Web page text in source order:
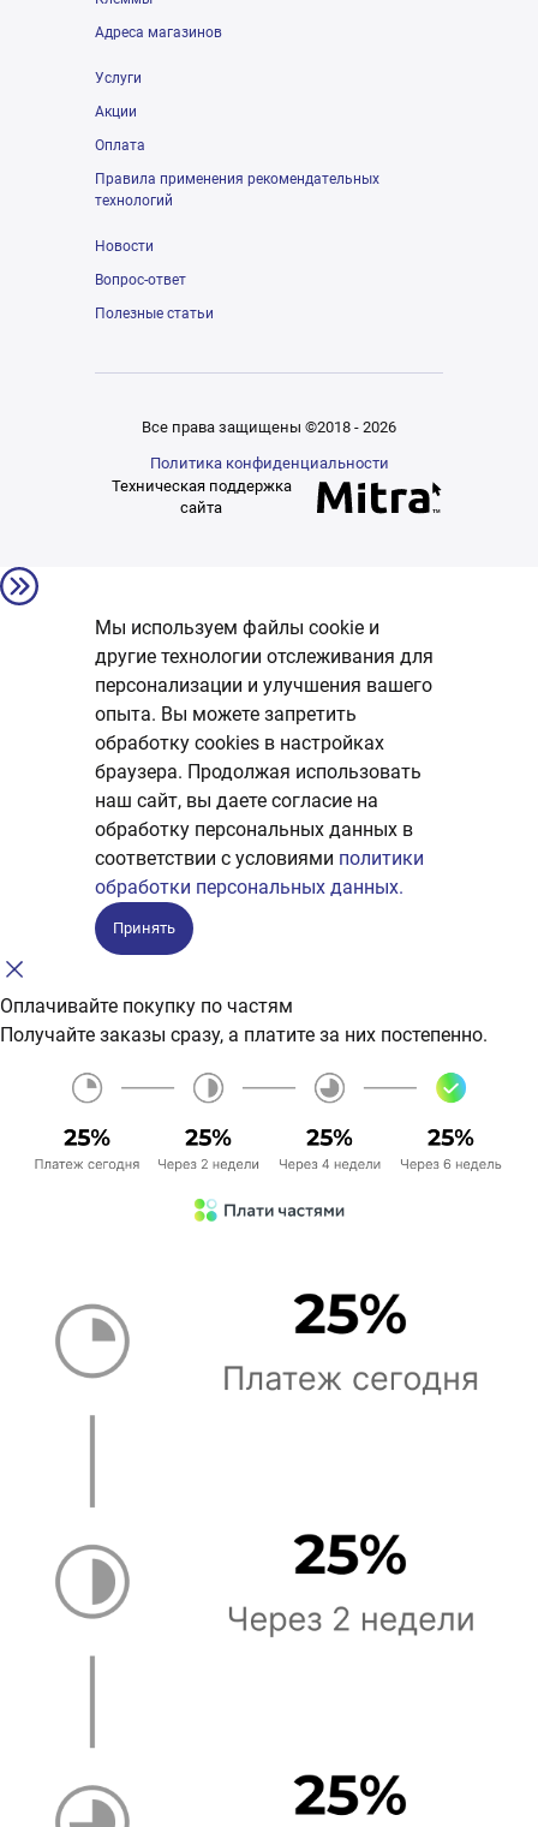
Адреса магазинов
Услуги
Акции
Оплата
Правила применения рекомендательных
технологий
Новости
Вопрос-ответ
Полезные статьи
Все права защищены ©2018 - 2026
Политика конфиденциальности
Техническая поддержка
сайта
Мы используем файлы cookie и
другие технологии отслеживания для
персонализации и улучшения вашего
опыта. Вы можете запретить
обработку сookies в настройках
браузера. Продолжая использовать
наш сайт, вы даете согласие на
обработку персональных данных в
соответствии с условиями политики
обработки персональных данных.
Принять
Оплачивайте покупку по частям
Получайте заказы сразу, а платите за них постепенно.